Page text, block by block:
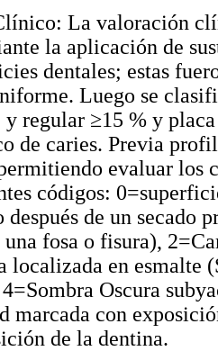
La valoración
la aplicación de
dentales; estas
Luego se
regular ≥15 % y
de caries. Previa
evaluar los
códigos:
después de un secado
fosa o fisura),
localizada en esmalte
Oscura
marcada con
de la dentina.